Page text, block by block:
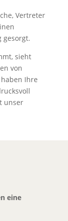
Vertreter
gesorgt.
sieht
von
Ihre
unser
eine